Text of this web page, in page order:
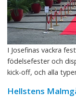
I Josefinas vackra
födelsefester och
kick-off, och alla
Hellstens